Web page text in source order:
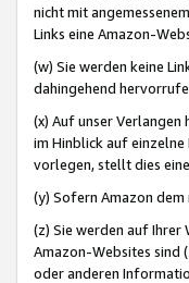
nicht mit
Links eine Amazon-
(w) Sie werden keine
dahingehend
(x) Auf unser
im Hinblick auf
vorlegen, stellt dies
(y) Sofern Amazon
(z) Sie werden auf
Amazon-Websites sind
oder anderen